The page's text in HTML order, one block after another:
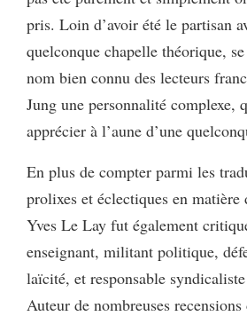
pris. Loin d’avoir été le partisan
quelconque chapelle théorique,
nom bien connu des lecteurs
Jung une personnalité complexe,
apprécier à l’aune d’une
En plus de compter parmi les
prolixes et éclectiques en matière
Yves Le Lay fut également
enseignant, militant politique,
laïcité, et responsable
Auteur de nombreuses